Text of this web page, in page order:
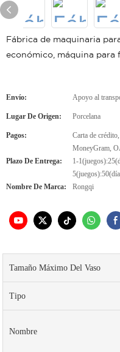
Fábrica de maquinaria
económico, máquina para
Envío: Apoyo al
Lugar De Origen: Porcelana
Pagos:
Carta de
MoneyGram,
Plazo De Entrega:
1-
Nombre De Marca:
Rongqi
Tamaño Máximo Del Vaso
Tipo
Nombre